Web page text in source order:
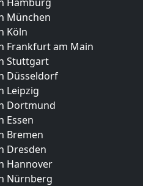
München
Köln
Frankfurt am Main
Stuttgart
Düsseldorf
Leipzig
Dortmund
Essen
Bremen
Dresden
Hannover
Nürnberg